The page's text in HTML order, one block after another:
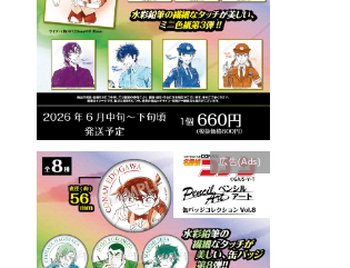
広告(Ads)